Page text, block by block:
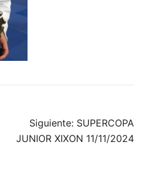
Siguiente: SUPERCOPA
JUNIOR XIXON 11/11/2024